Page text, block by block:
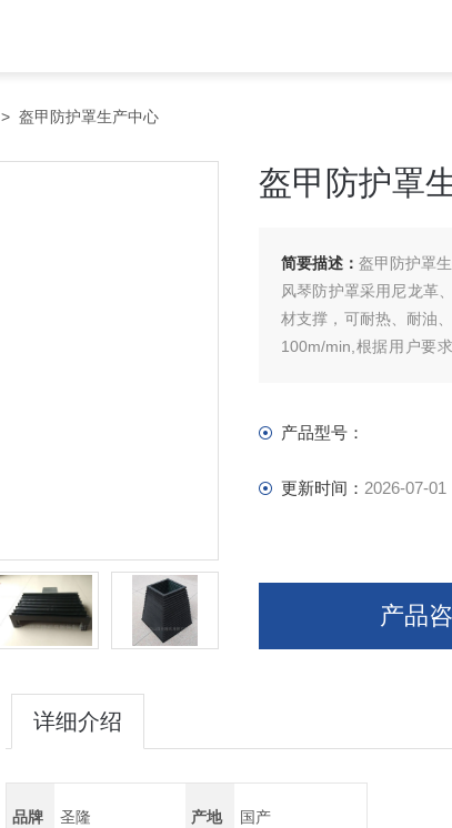
> 盔甲防护罩生产中心
盔甲防护罩
简要描述： 盔甲防护罩
风琴防护罩采用尼龙革
材支撑，可耐热、耐油
100m/min,根据用户要
产品型号：
更新时间： 2026-07-01
产品
详细介绍
品牌 圣隆 产地 国产